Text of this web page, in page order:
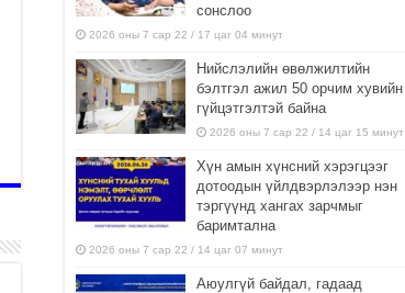
сонслоо
2026 оны 7 сар 22 / 17 цаг 04 минут
Нийслэлийн өвөлжилтийн
бэлтгэл ажил 50 орчим хувийн
гүйцэтгэлтэй байна
2026 оны 7 сар 22 / 14 цаг 15 минут
Хүн амын хүнсний хэрэгцээг
дотоодын үйлдвэрлэлээр нэн
тэргүүнд хангах зарчмыг
баримтална
2026 оны 7 сар 22 / 14 цаг 07 минут
Аюулгүй байдал, гадаад